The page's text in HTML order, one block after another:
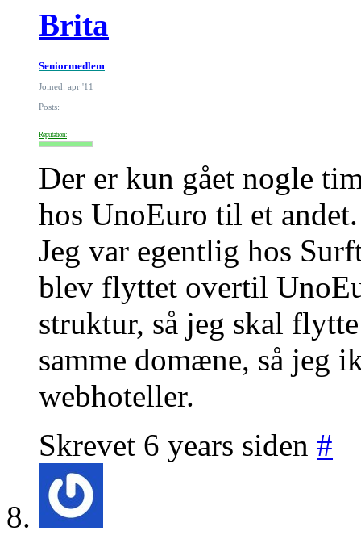
Brita
Seniormedlem
Joined: apr '11
Posts:
Reputation:
Der er kun gået nogle
hos UnoEuro til et
Jeg var egentlig hos
blev flyttet overtil
struktur, så jeg skal
samme domæne, så jeg
webhoteller.
Skrevet 6 years siden #